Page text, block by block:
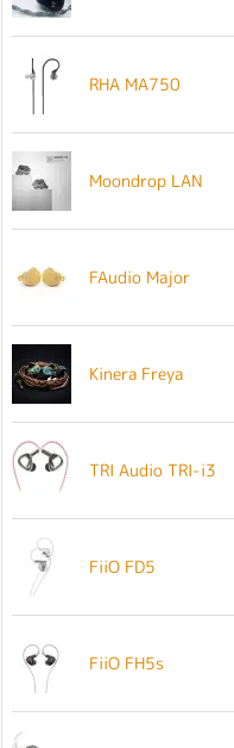
RHA MA750
Moondrop LAN
FAudio Major
Kinera Freya
TRI Audio TRI-i3
FiiO FD5
FiiO FH5s